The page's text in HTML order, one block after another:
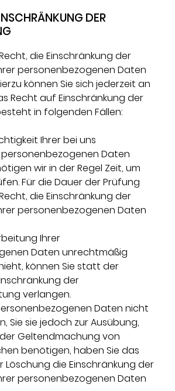
DER
die Einschränkung der
personenbezogenen Daten
können Sie sich jederzeit an
Recht auf Einschränkung der
in folgenden Fällen:
Ihrer bei uns
Daten
wir in der Regel Zeit, um
Für die Dauer der Prüfung
die Einschränkung der
personenbezogenen Daten
Ihrer
Daten unrechtmäßig
können Sie statt der
der
verlangen.
Daten nicht
Sie sie jedoch zur Ausübung,
Geltendmachung von
benötigen, haben Sie das
die Einschränkung der
personenbezogenen Daten